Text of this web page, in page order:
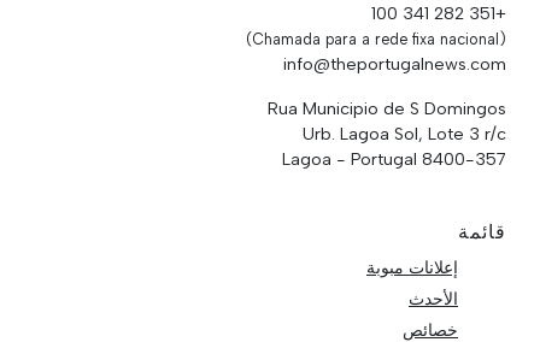
+351 282 341 100
(Chamada para a rede fixa nacional)
info@theportugalnews.com
Rua Municipio de S Domingos
Urb. Lagoa Sol, Lote 3 r/c
8400-357 Lagoa - Portugal
قائمة
إعلانات مبوبة
الأحدث
خصائص